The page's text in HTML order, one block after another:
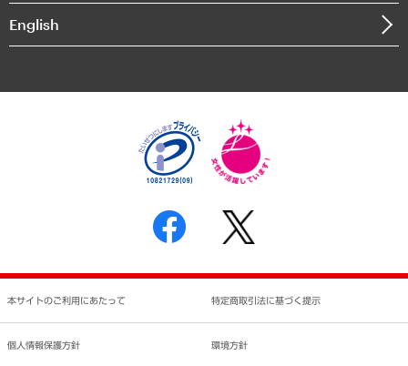
個人情報保護方針
反社会的勢力に対する基本方針
書面による個人情報の開示等の請求の手続きについて
English
本サイトのご利用にあたって 特定商取引法に基づく提示
個人情報保護方針 環境方針